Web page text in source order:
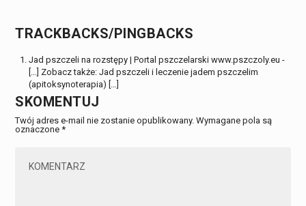
TRACKBACKS/PINGBACKS
Jad pszczeli na rozstępy | Portal pszczelarski www.pszczoly.eu -
[…] Zobacz także: Jad pszczeli i leczenie jadem pszczelim
(apitoksynoterapia) […]
SKOMENTUJ
Twój adres e-mail nie zostanie opublikowany. Wymagane pola są
oznaczone*